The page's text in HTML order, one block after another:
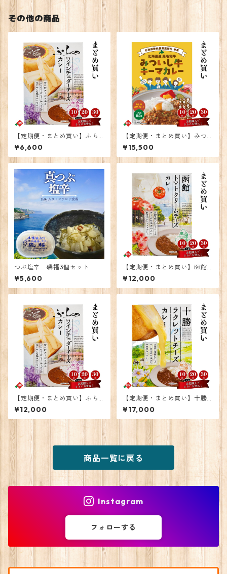
その他の商品
【定期便・まとめ買い】ふら
のワインチェダーチーズカレ
ー 10個
¥6,600
【定期便・まとめ買い】みつ
いし牛キーマカレー 20個
¥15,500
つぶ塩辛 磯福3個セット
¥5,600
【定期便・まとめ買い】函館
トマトクリームチーズカレ
ー 20個
¥12,000
【定期便・まとめ買い】ふら
のワインチェダーチーズカレ
ー 20個
¥12,000
【定期便・まとめ買い】十勝
ラクレットチーズカレー 30
個
¥17,000
商品一覧に戻る
Instagram
フォローする